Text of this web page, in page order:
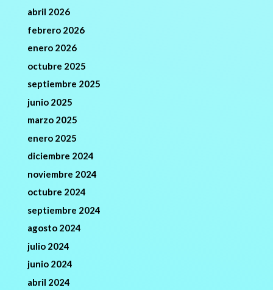
abril 2026
febrero 2026
enero 2026
octubre 2025
septiembre 2025
junio 2025
marzo 2025
enero 2025
diciembre 2024
noviembre 2024
octubre 2024
septiembre 2024
agosto 2024
julio 2024
junio 2024
abril 2024